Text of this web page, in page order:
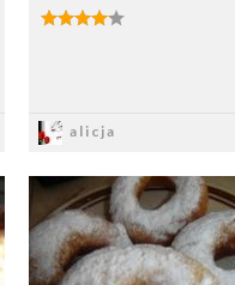
alicja
Dodaj do